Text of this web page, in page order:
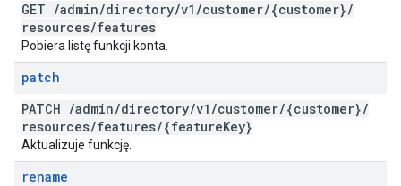
GET /admin/directory/v1 /customer/{customer}/
resources/features
Pobiera listę funkcji konta.
patch
PATCH /admin/directory/v1 /customer/{customer}/
resources/features/{featureKey}
Aktualizuje funkcję.
rename